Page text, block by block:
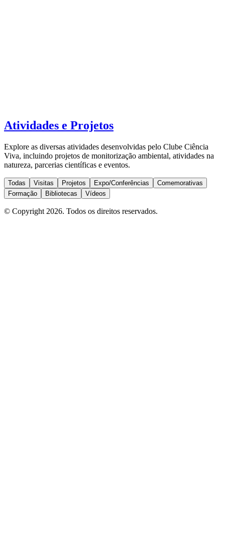
Atividades e Projetos
Explore as diversas atividades desenvolvidas pelo Clube Ciência
Viva, incluindo projetos de monitorização ambiental, atividades na
natureza, parcerias científicas e eventos.
Todas Visitas Projetos Expo/Conferências
Comemorativas
Formação
Bibliotecas Vídeos
© Copyright 2026. Todos os direitos reservados.